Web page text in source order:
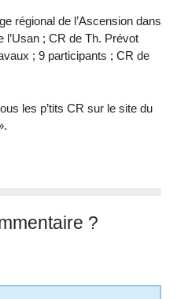
régional de l’Ascension dans
l’Usan ; CR de Th. Prévot
; 9 participants ; CR de
les p’tits CR sur le site du
?